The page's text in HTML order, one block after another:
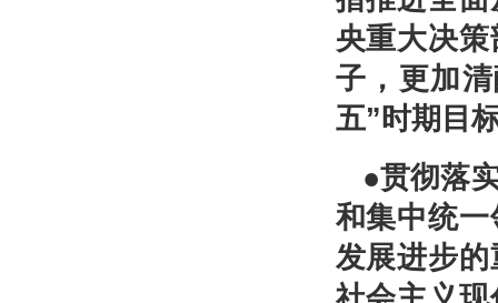
央重大决
子，更加
五”时期目
●贯彻落
和集中统
发展进步